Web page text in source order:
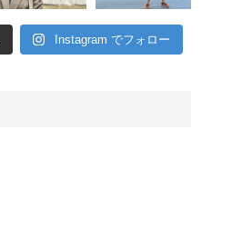
Instagram でフォロー